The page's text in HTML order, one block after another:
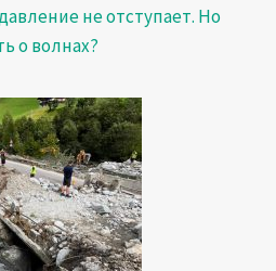
не отступает. Но
о волнах?